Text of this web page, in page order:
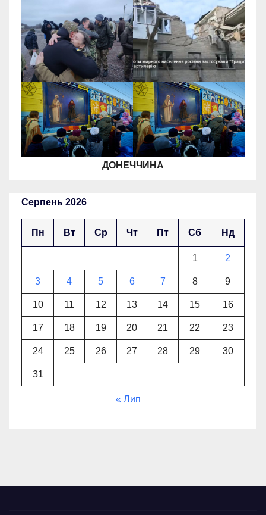
ДОНЕЧЧИНА
Серпень 2026
Пн Вт Ср Чт Пт Сб Нд
1 2
3 4 5 6 7 8 9
10 11 12 13 14 15 16
17 18 19 20 21 22 23
24 25 26 27 28 29 30
31
« Лип